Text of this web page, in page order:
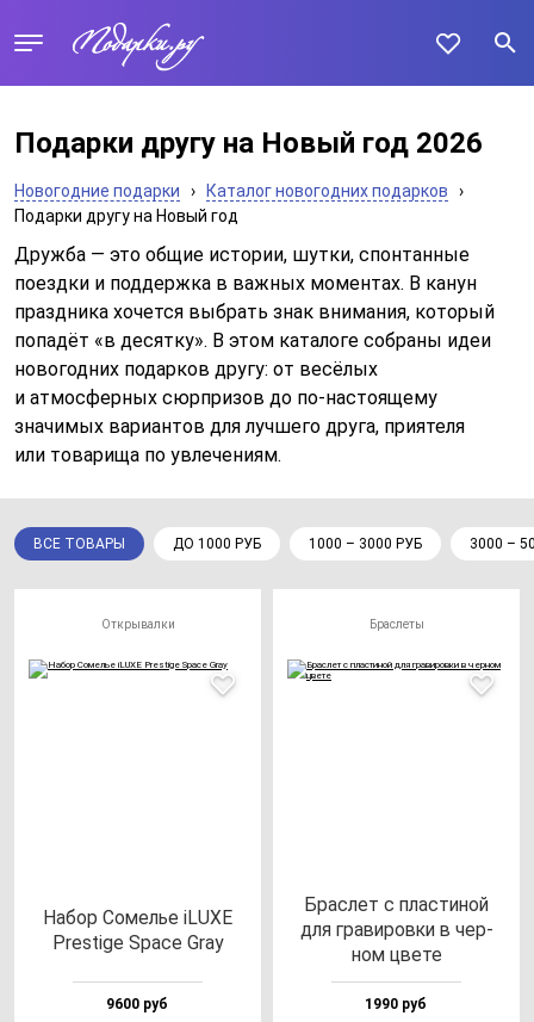
Подарки другу на Новый год 2026
Новогодние подарки › Каталог новогодних подарков
›
Подарки другу на Новый год
Дружба — это общие истории, шутки, спонтанные
поездки и поддержка в важных моментах. В канун
праздника хочется выбрать знак внимания, который
попадёт «в десятку». В этом каталоге собраны идеи
новогодних подарков другу: от весёлых
и атмосферных сюрпризов до по-настоящему
значимых вариантов для лучшего друга, приятеля
или товарища по увлечениям.
ВСЕ ТОВАРЫ ДО 1000 РУБ 1000 – 3000 РУБ 3000 –
Открывалки
Набор Сомелье iLUXE
Pres­ti­ge Spa­ce Gray
9600 руб
Браслеты
Брас­лет с плас­ти­ной
для гра­ви­ров­ки в чер­
ном цве­те
1990 руб